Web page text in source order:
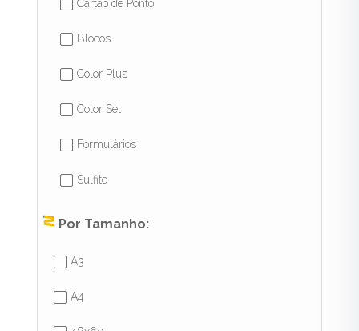
Cartão de Ponto
Blocos
Color Plus
Color Set
Formulários
Sulfite
Por Tamanho:
A3
A4